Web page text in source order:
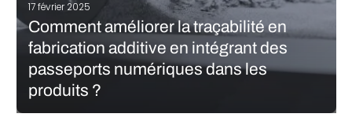
17 février 2025
Comment améliorer la traçabilité en
fabrication additive en intégrant des
passeports numériques dans les
produits ?